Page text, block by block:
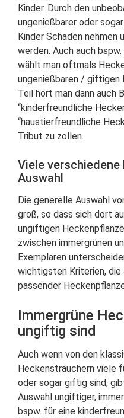
Kinder. Durch den
ungenießbarer oder
Kinder Schaden nehmen
werden. Auch auch
wählt man oftmals
ungenießbaren / giftigen
Teil hört man dann auch
“kinderfreundliche
“haustierfreundliche
Tribut zu zollen.
Viele verschiedene
Auswahl
Die generelle Auswahl
groß, so dass sich dort
ungiftigen
zwischen immergrünen
Exemplaren
wichtigsten Kriterien, die
passender
Immergrüne
ungiftig sind
Auch wenn von den
Heckensträuchern viele
oder sogar giftig sind,
Auswahl ungiftiger,
bspw. für eine